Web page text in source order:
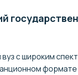
с широким